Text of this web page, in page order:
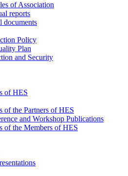
of Association
reports
documents
Policy
Plan
and Security
of HES
of the Partners of HES
and Workshop Publications
of the Members of HES